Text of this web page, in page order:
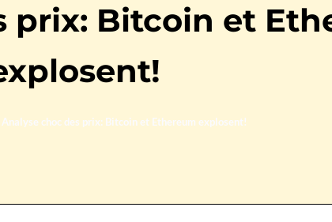
prix: Bitcoin et
Analyse choc des prix: Bitcoin et Ethereum explosent!